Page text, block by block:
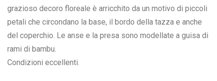
grazioso decoro floreale è arricchito da un motivo di piccoli
petali che circondano la base, il bordo della tazza e anche
del coperchio. Le anse e la presa sono modellate a guisa di
rami di bambu.
Condizioni eccellenti.